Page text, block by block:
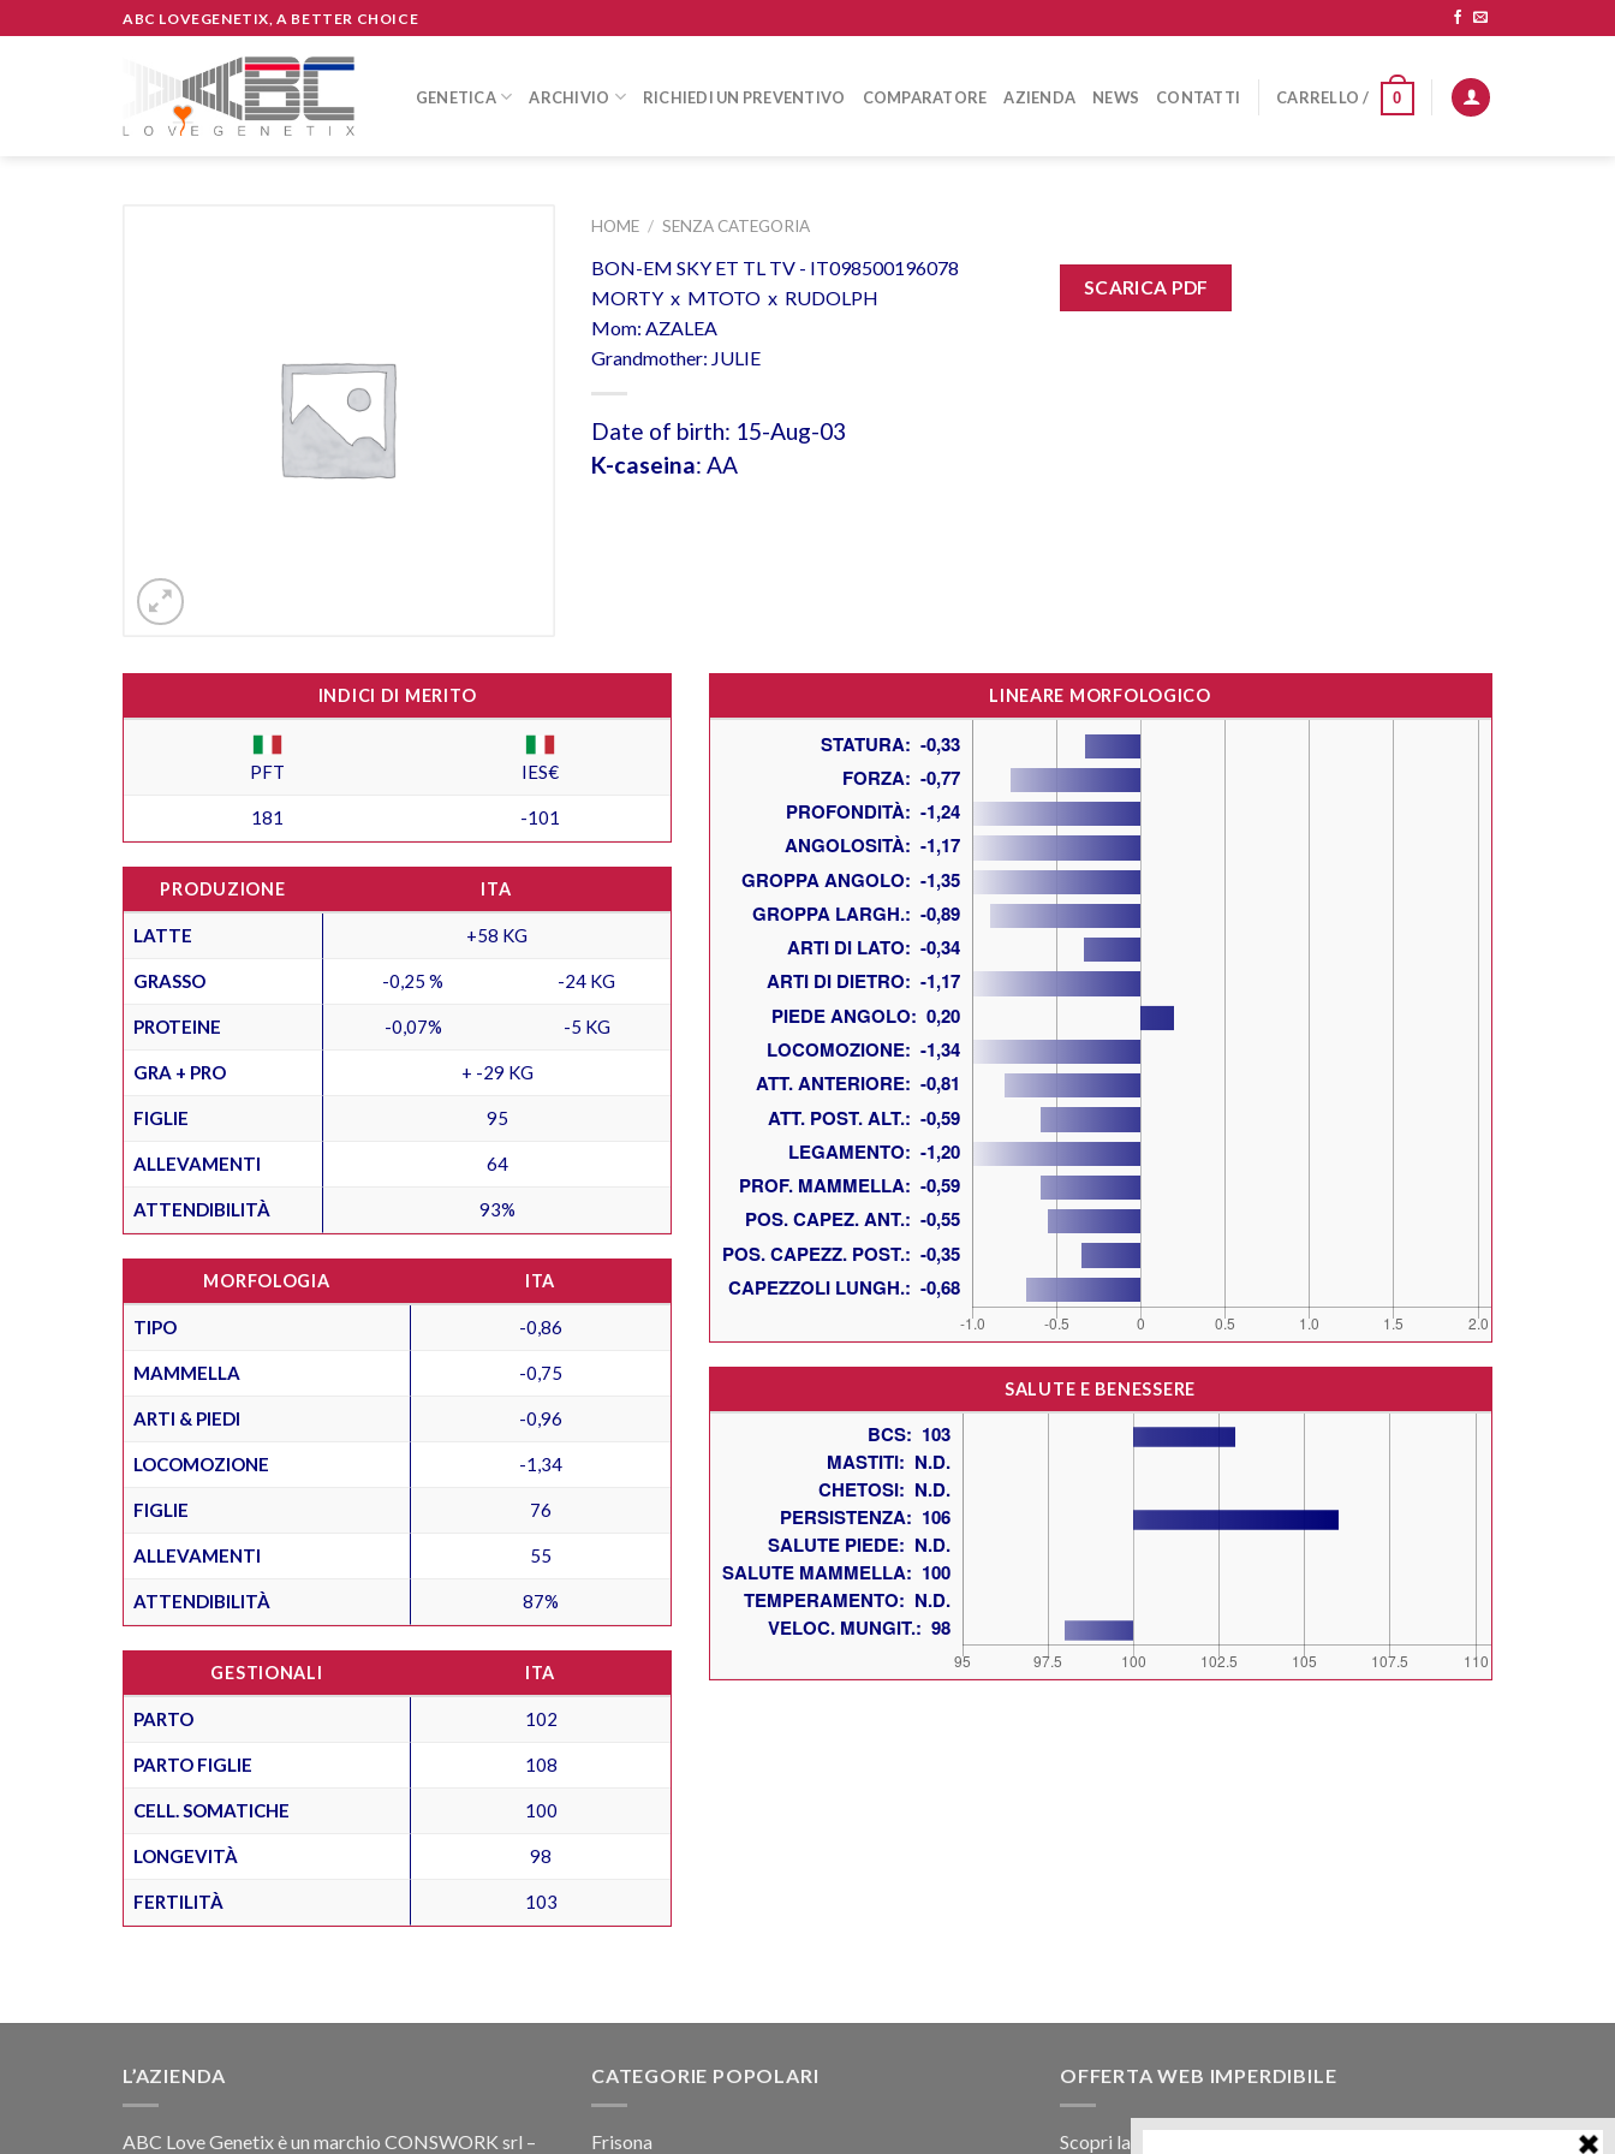
to
ABC LOVEGENETIX, A BETTER CHOICE
GENETICA ARCHIVIO RICHIEDI UN PREVENTIVO COMPARATORE AZIENDA NEWS CONTATTI CARRELLO / 0
HOME / SENZA CATEGORIA
BON-EM SKY ET TL TV - IT098500196078
MORTY x MTOTO x RUDOLPH
Mom: AZALEA
Grandmother: JULIE
Date of birth: 15-Aug-03
K-caseina: AA
SCARICA PDF
INDICI DI MERITO
PFT IES€
181 -101
PRODUZIONE ITA
LATTE +58 KG
GRASSO -0,25 % -24 KG
PROTEINE -0,07% -5 KG
GRA + PRO + -29 KG
FIGLIE 95
ALLEVAMENTI 64
ATTENDIBILITÀ 93%
MORFOLOGIA ITA
TIPO -0,86
MAMMELLA -0,75
ARTI & PIEDI -0,96
LOCOMOZIONE -1,34
FIGLIE 76
ALLEVAMENTI 55
ATTENDIBILITÀ 87%
GESTIONALI ITA
PARTO 102
PARTO FIGLIE 108
CELL. SOMATICHE 100
LONGEVITÀ 98
FERTILITÀ 103
LINEARE MORFOLOGICO
SALUTE E BENESSERE
L’AZIENDA
ABC Love Genetix è un marchio CONSWORK srl –
CATEGORIE POPOLARI
Frisona
OFFERTA WEB IMPERDIBILE
Scopri la nostra offerta web! Un prezzo mai visto,